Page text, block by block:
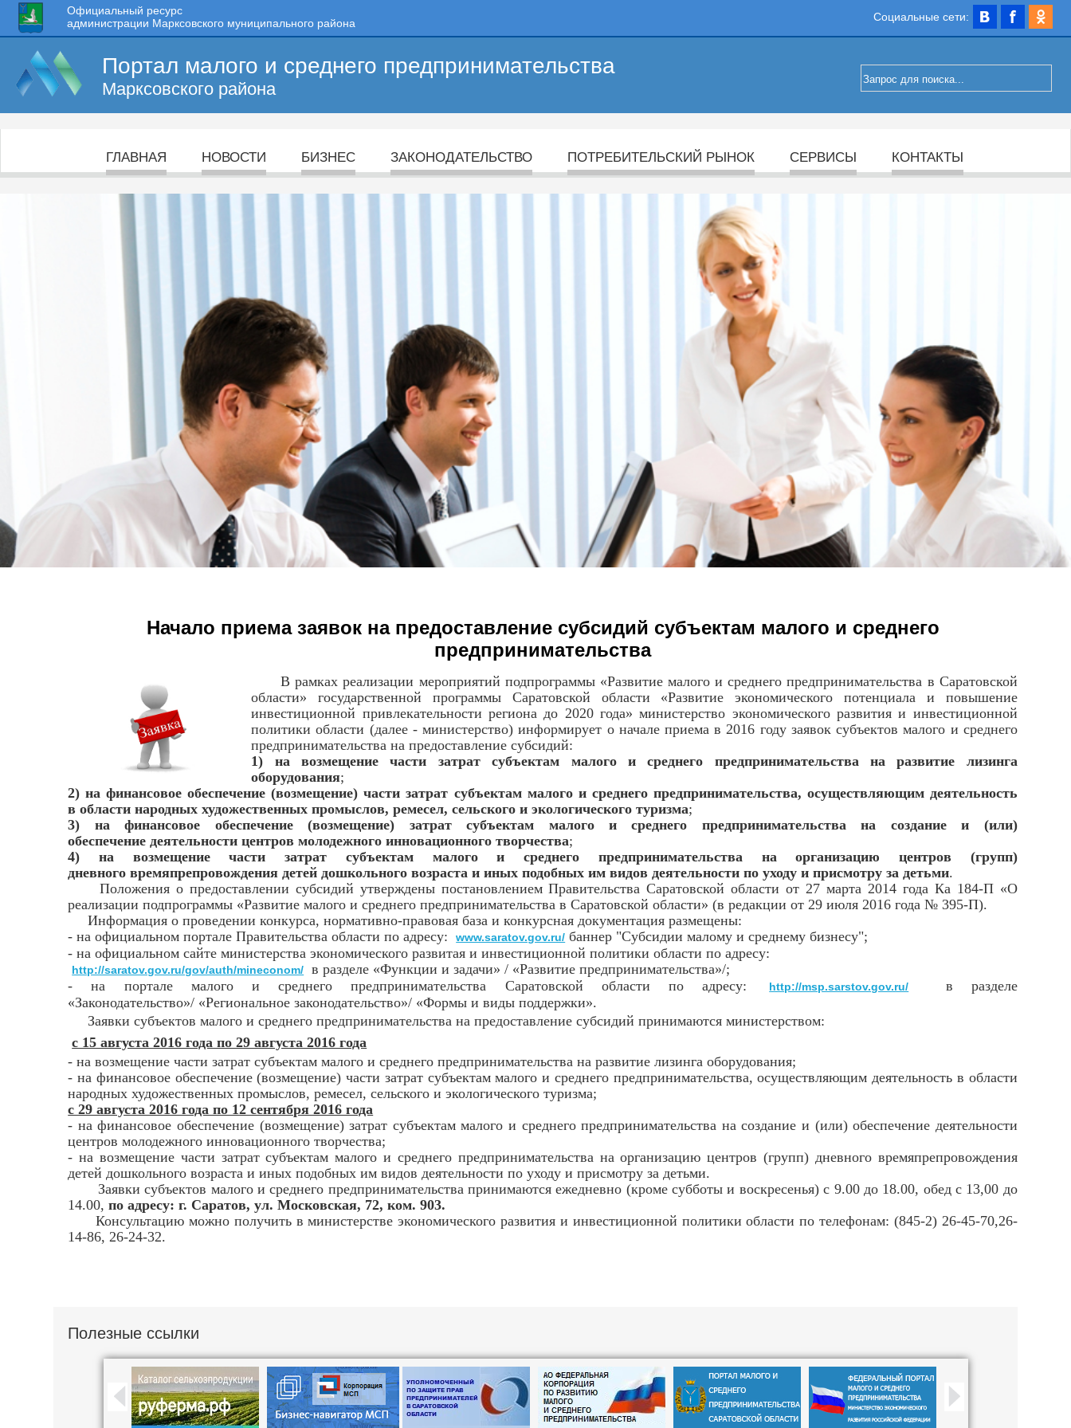
Социальные сети:
Официальный ресурс
администрации Марксовского муниципального района
Портал малого и среднего предпринимательства
Марксовского района
ГЛАВНАЯ НОВОСТИ БИЗНЕС ЗАКОНОДАТЕЛЬСТВО ПОТРЕБИТЕЛЬСКИЙ РЫНОК СЕРВИСЫ КОНТАКТЫ
Начало приема заявок на предоставление субсидий субъектам малого и среднего
предпринимательства
В рамках реализации мероприятий подпрограммы «Развитие малого и среднего предпринимательства в Саратовской
области» государственной программы Саратовской области «Развитие экономического потенциала и повышение
инвестиционной привлекательности региона до 2020 года» министерство экономического развития и инвестиционной
политики области (далее - министерство) информирует о начале приема в 2016 году заявок субъектов малого и среднего
предпринимательства на предоставление субсидий:
1) на возмещение части затрат субъектам малого и среднего предпринимательства на развитие лизинга
оборудования;
2) на финансовое обеспечение (возмещение) части затрат субъектам малого и среднего предпринимательства, осуществляющим деятельность
в области народных художественных промыслов, ремесел, сельского и экологического туризма;
3) на финансовое обеспечение (возмещение) затрат субъектам малого и среднего предпринимательства на создание и (или)
обеспечение деятельности центров молодежного инновационного творчества;
4) на возмещение части затрат субъектам малого и среднего предпринимательства на организацию центров (групп)
дневного времяпрепровождения детей дошкольного возраста и иных подобных им видов деятельности по уходу и присмотру за детьми.
Положения о предоставлении субсидий утверждены постановлением Правительства Саратовской области от 27 марта 2014 года Ка 184-П «О
реализации подпрограммы «Развитие малого и среднего предпринимательства в Саратовской области» (в редакции от 29 июля 2016 года № 395-П).
Информация о проведении конкурса, нормативно-правовая база и конкурсная документация размещены:
- на официальном портале Правительства области по адресу:
www.saratov.gov.ru/ баннер "Субсидии малому и среднему бизнесу";
- на официальном сайте министерства экономического развитая и инвестиционной политики области по адресу:
http://saratov.gov.ru/gov/auth/mineconom/
в разделе «Функции и задачи» / «Развитие предпринимательства»/;
- на портале малого и среднего предпринимательства Саратовской области по адресу:
http://msp.sarstov.gov.ru/
в разделе
«Законодательство»/ «Региональное законодательство»/ «Формы и виды поддержки».
Заявки субъектов малого и среднего предпринимательства на предоставление субсидий принимаются министерством:
с 15 августа 2016 года по 29 августа 2016 года
- на возмещение части затрат субъектам малого и среднего предпринимательства на развитие лизинга оборудования;
- на финансовое обеспечение (возмещение) части затрат субъектам малого и среднего предпринимательства, осуществляющим деятельность в области
народных художественных промыслов, ремесел, сельского и экологического туризма;
с 29 августа 2016 года по 12 сентября 2016 года
- на финансовое обеспечение (возмещение) затрат субъектам малого и среднего предпринимательства на создание и (или) обеспечение деятельности
центров молодежного инновационного творчества;
- на возмещение части затрат субъектам малого и среднего предпринимательства на организацию центров (групп) дневного времяпрепровождения
детей дошкольного возраста и иных подобных им видов деятельности по уходу и присмотру за детьми.
Заявки субъектов малого и среднего предпринимательства принимаются ежедневно (кроме субботы и воскресенья) с 9.00 до 18.00, обед с 13,00 до
14.00,по адресу: г. Саратов, ул. Московская, 72, ком. 903.
Консультацию можно получить в министерстве экономического развития и инвестиционной политики области по телефонам: (845-2) 26-45-70,26-
14-86, 26-24-32.
Полезные ссылки